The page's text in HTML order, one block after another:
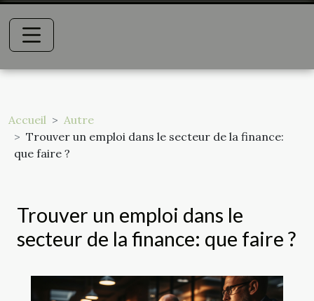
Accueil
Autre
Trouver un emploi dans le secteur de la finance:
que faire ?
Trouver un emploi dans le
secteur de la finance: que faire ?